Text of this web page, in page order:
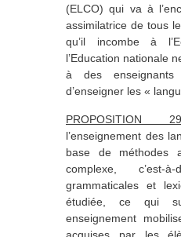
(ELCO) qui va à
assimilatrice de tous
qu’il incombe à
l’Education nationale
à des enseignants
d’enseigner les «
PROPOSITION 29
l’enseignement des
base de méthodes
complexe,
grammaticales et
étudiée, ce qui
enseignement